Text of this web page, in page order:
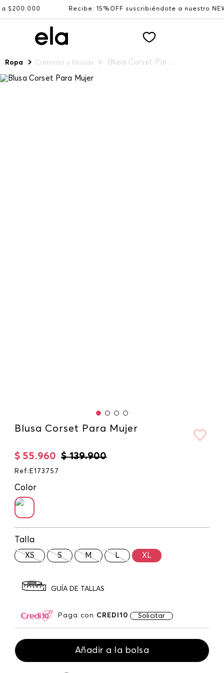
Recibe: 15%OFF suscribiéndote a nuestro
Ropa Camisas y blusas Blusa Corset Para Mujer
Blusa Corset Para Mujer
$ 139.900
$ 55.960
Ref : E173757
Color
Talla
XS S M L XL
GUÍA DE TALLAS
Paga con CREDI10 Solicitar
Añadir a la bolsa